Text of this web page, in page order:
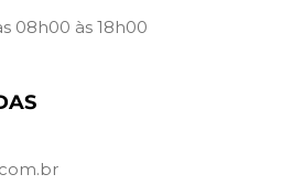
08h00 às 18h00